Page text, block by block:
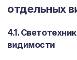
отдельных
4.1.
видимости